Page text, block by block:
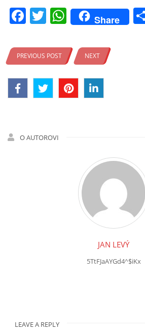
Facebook
Twitter
WhatsApp
Share
PREVIOUS POST NEXT
O AUTOROVI
JAN LEVÝ
5TtFJaAYGd4^$iKx
LEAVE A REPLY